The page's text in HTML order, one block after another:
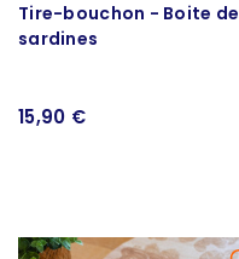
Tire-bouchon - Boite de
sardines
15,90 €